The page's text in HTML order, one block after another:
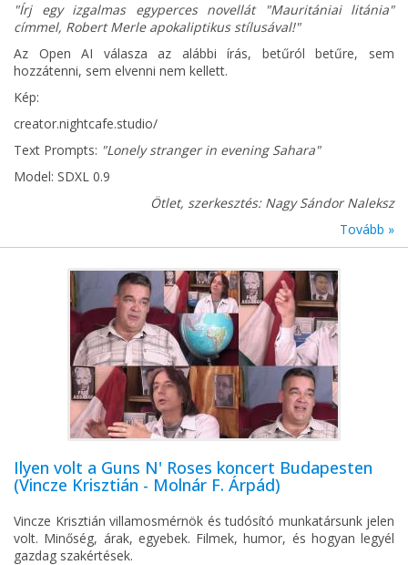
"Írj egy izgalmas egyperces novellát "Mauritániai litánia"
címmel, Robert Merle apokaliptikus stílusával!"
Az Open AI válasza az alábbi írás, betűról betűre, sem
hozzátenni, sem elvenni nem kellett.
Kép:
creator.nightcafe.studio/
Text Prompts: "Lonely stranger in evening Sahara"
Model: SDXL 0.9
Ötlet, szerkesztés: Nagy Sándor Naleksz
Tovább »
Ilyen volt a Guns N' Roses koncert Budapesten
(Vincze Krisztián - Molnár F. Árpád)
Vincze Krisztián villamosmérnök és tudósító munkatársunk jelen
volt. Minőség, árak, egyebek. Filmek, humor, és hogyan legyél
gazdag szakértések.